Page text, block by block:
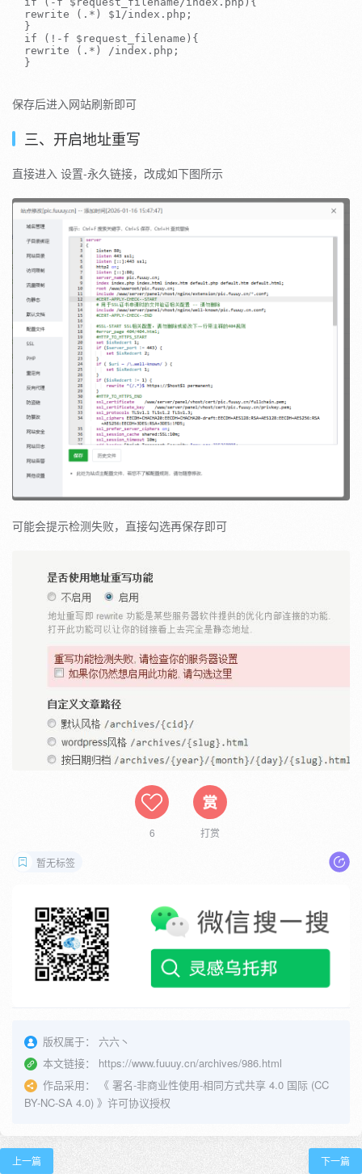
rewrite
( . * ) $1/index . php ;
}
if
( ! - f $request_filename ) {
rewrite
( . * ) /index . php ;
}
保存后进入网站刷新即可
三、开启地址重写
直接进入 设置-永久链接，改成如下图所示
可能会提示检测失败，直接勾选再保存即可
6 打赏
暂无标签
版权属于：
六六丶
本文链接：
https://www.fuuuy.cn/archives/986.html
作品采用：
《 署名-非商业性使用-相同方式共享 4.0 国际 (CC
BY-NC-SA 4.0) 》许可协议授权
上一篇 下一篇